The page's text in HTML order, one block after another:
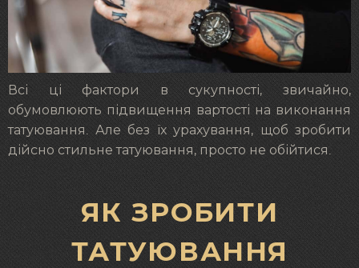
Всі ці фактори в сукупності, звичайно,
обумовлюють підвищення вартості на виконання
татуювання. Але без їх урахування, щоб зробити
дійсно стильне татуювання, просто не обійтися.
ЯК ЗРОБИТИ
ТАТУЮВАННЯ